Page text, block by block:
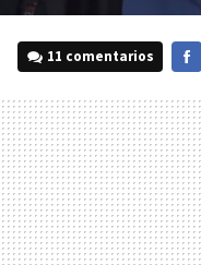
11 comentarios